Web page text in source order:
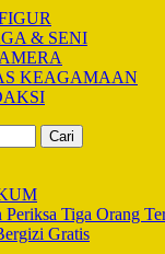
& SENI
KEAGAMAAN
Periksa Tiga Orang
Gratis